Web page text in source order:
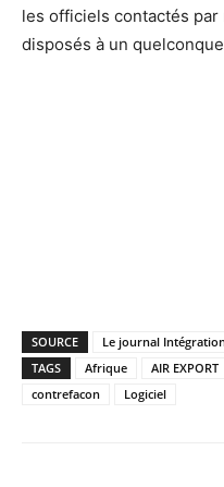
les officiels contactés par
disposés à un
SOURCE
Le journal
TAGS
Afrique AIR EXPORT
contrefacon
Logiciel